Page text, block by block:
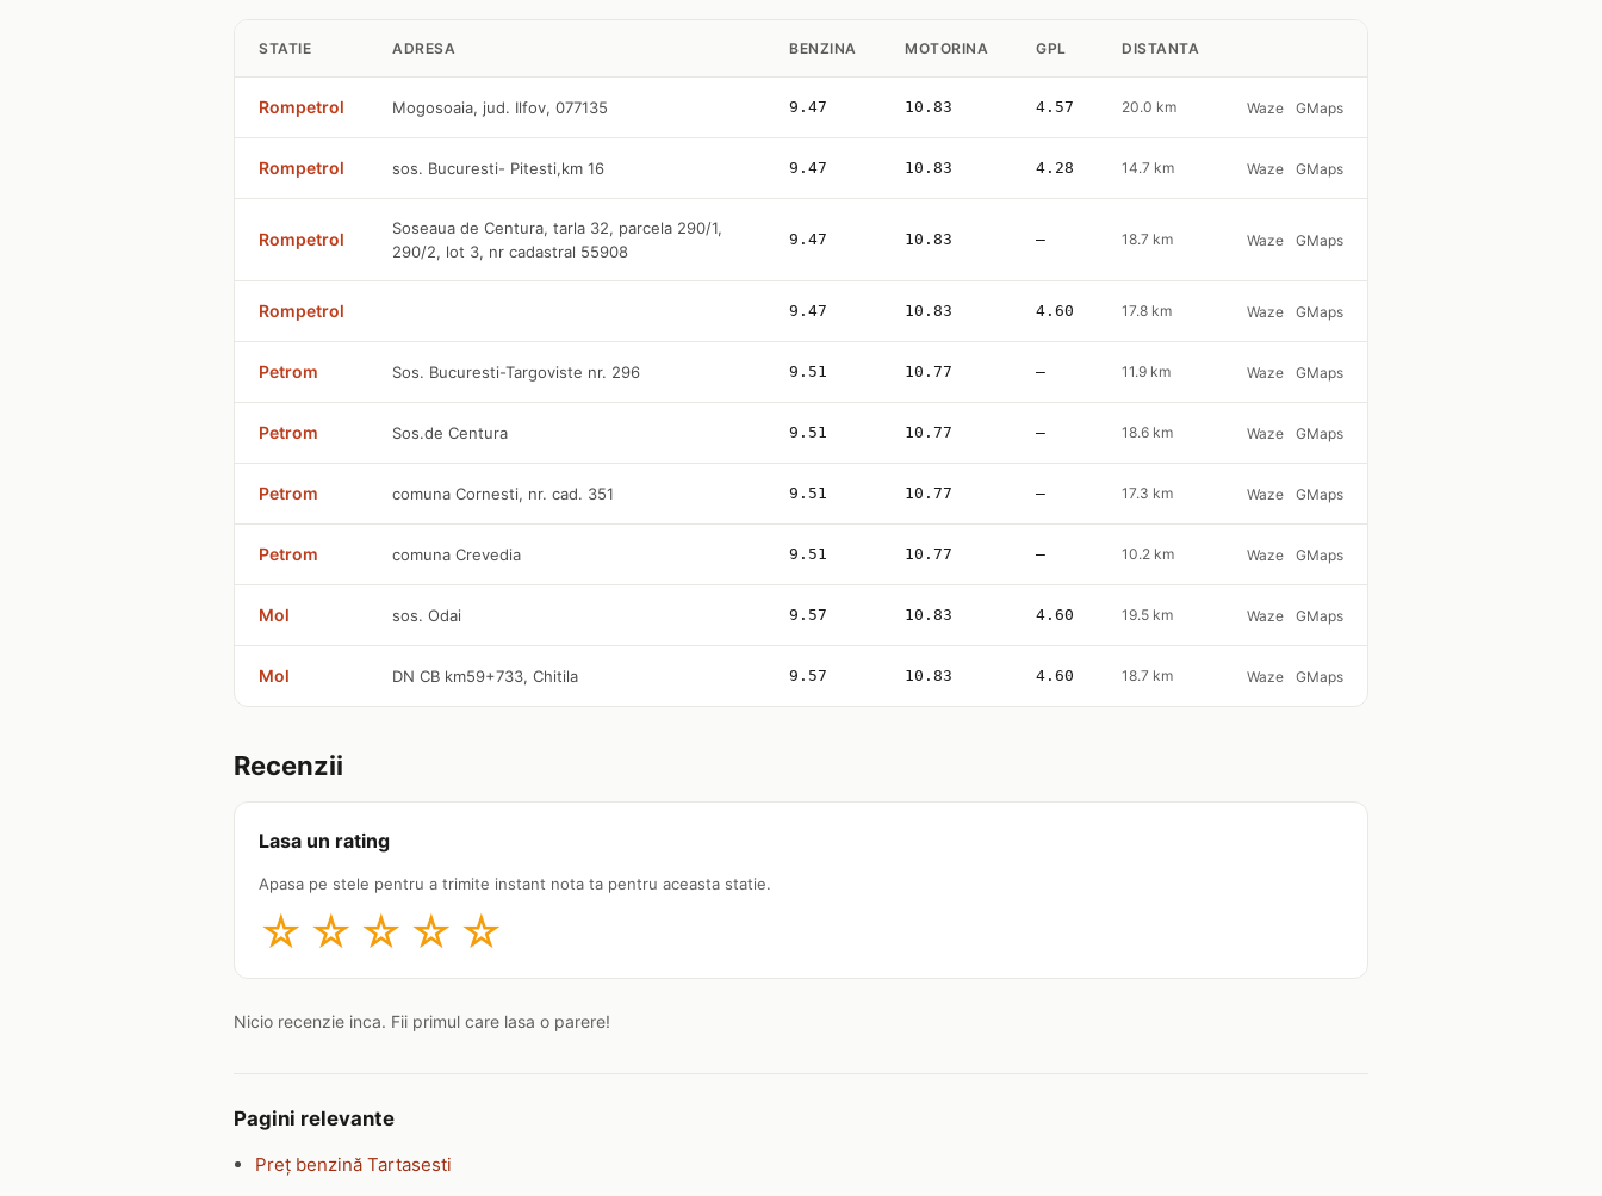
STATIE ADRESA BENZINA MOTORINA GPL DISTANTA
Rompetrol Mogosoaia, jud. Ilfov, 077135 9.47 10.83 4.57 20.0 km Waze GMaps
Rompetrol sos. Bucuresti- Pitesti,km 16 9.47 10.83 4.28 14.7 km Waze GMaps
Rompetrol
Soseaua de Centura, tarla 32, parcela 290/1,
290/2, lot 3, nr cadastral 55908
9.47 10.83 — 18.7 km Waze GMaps
Rompetrol 9.47 10.83 4.60 17.8 km Waze GMaps
Petrom Sos. Bucuresti-Targoviste nr. 296 9.51 10.77 — 11.9 km Waze GMaps
Petrom Sos.de Centura 9.51 10.77 — 18.6 km Waze GMaps
Petrom comuna Cornesti, nr. cad. 351 9.51 10.77 — 17.3 km Waze GMaps
Petrom comuna Crevedia 9.51 10.77 — 10.2 km Waze GMaps
Mol sos. Odai 9.57 10.83 4.60 19.5 km Waze GMaps
Mol DN CB km59+733, Chitila 9.57 10.83 4.60 18.7 km Waze GMaps
Recenzii
Lasa un rating
Apasa pe stele pentru a trimite instant nota ta pentru aceasta statie.
☆ ☆ ☆ ☆ ☆
Nicio recenzie inca. Fii primul care lasa o parere!
Pagini relevante
Preț benzină Tartasesti